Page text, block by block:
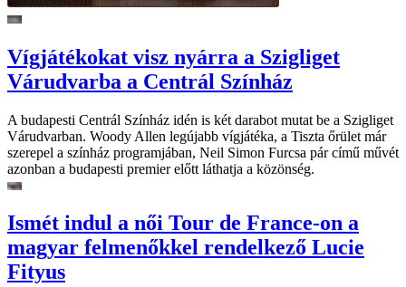
Vígjátékokat visz nyárra a Szigliget
Várudvarba a Centrál Színház
A budapesti Centrál Színház idén is két darabot mutat be a Szigliget
Várudvarban. Woody Allen legújabb vígjátéka, a Tiszta őrület már
szerepel a színház programjában, Neil Simon Furcsa pár című művét
azonban a budapesti premier előtt láthatja a közönség.
Ismét indul a női Tour de France-on a
magyar felmenőkkel rendelkező Lucie
Fityus